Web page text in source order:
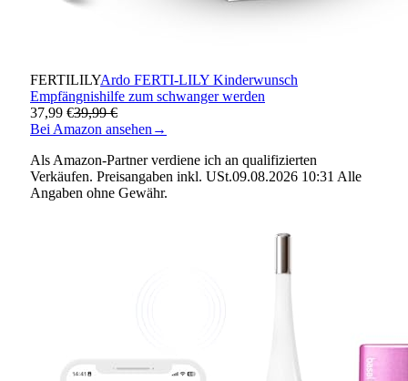
FERTILILYArdo FERTI-LILY Kinderwunsch
Empfängnishilfe zum schwanger werden
37,99 €39,99 €
Bei Amazon ansehen →
Als Amazon-Partner verdiene ich an qualifizierten
Verkäufen. Preisangaben inkl. USt.09.08.2026 10:31 Alle
Angaben ohne Gewähr.